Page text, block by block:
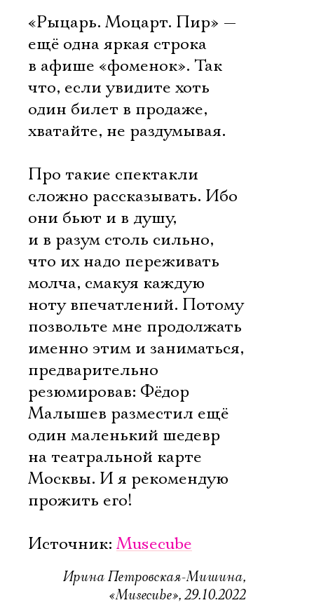
«Рыцарь. Моцарт. Пир» —
ещё одна яркая строка
в афише «фоменок». Так
что, если увидите хоть
один билет в продаже,
хватайте, не раздумывая.
Про такие спектакли
сложно рассказывать. Ибо
они бьют и в душу,
и в разум столь сильно,
что их надо переживать
молча, смакуя каждую
ноту впечатлений. Потому
позвольте мне продолжать
именно этим и заниматься,
предварительно
резюмировав: Фёдор
Малышев разместил ещё
один маленький шедевр
на театральной карте
Москвы. И я рекомендую
прожить его!
Источник: Musecube
Ирина Петровская-Мишина,
«Musecube», 29.10.2022